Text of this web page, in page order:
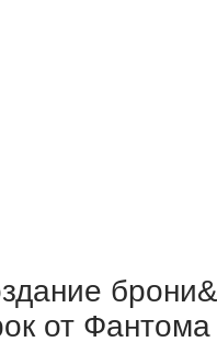
от Фантома